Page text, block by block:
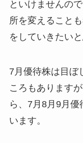
といけませんの
所を変えること
をしていきたいと
7月優待株は目ぼ
ころもあります
ら、7月8月9月
います。